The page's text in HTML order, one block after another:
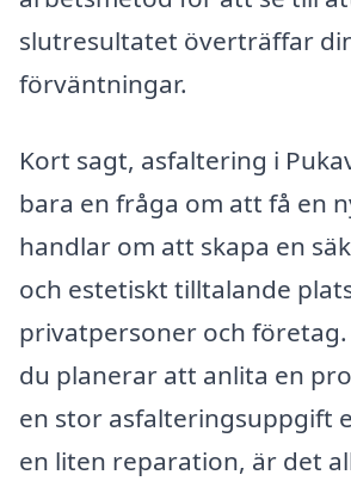
slutresultatet överträffar
förväntningar.
Kort sagt, asfaltering i
bara en fråga om att få en
handlar om att skapa en
och estetiskt tilltalande
privatpersoner och
du planerar att anlita en
en stor asfalteringsuppgift
en liten reparation, är det